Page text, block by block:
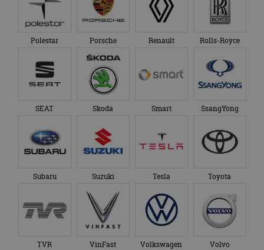
Polestar Porsche Renault Rolls-Royce
SEAT Skoda Smart SsangYong
Subaru Suzuki Tesla Toyota
TVR VinFast Volkswagen Volvo